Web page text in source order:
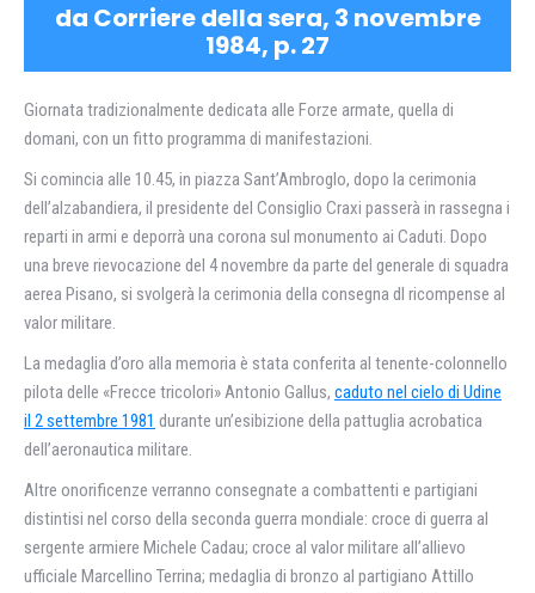
da Corriere della sera, 3 novembre
1984, p. 27
Giornata tradizionalmente dedicata alle Forze armate, quella di
domani, con un fitto programma di manifestazioni.
Si comincia alle 10.45, in piazza Sant’Ambroglo, dopo la cerimonia
dell’alzabandiera, il presidente del Consiglio Craxi passerà in rassegna i
reparti in armi e deporrà una corona sul monumento ai Caduti. Dopo
una breve rievocazione del 4 novembre da parte del generale di squadra
aerea Pisano, si svolgerà la cerimonia della consegna dl ricompense al
valor militare.
La medaglia d’oro alla memoria è stata conferita al tenente-colonnello
pilota delle «Frecce tricolori» Antonio Gallus, caduto nel cielo di Udine
il 2 settembre 1981 durante un’esibizione della pattuglia acrobatica
dell’aeronautica militare.
Altre onorificenze verranno consegnate a combattenti e partigiani
distintisi nel corso della seconda guerra mondiale: croce di guerra al
sergente armiere Michele Cadau; croce al valor militare all’allievo
ufficiale Marcellino Terrina; medaglia di bronzo al partigiano Attillo